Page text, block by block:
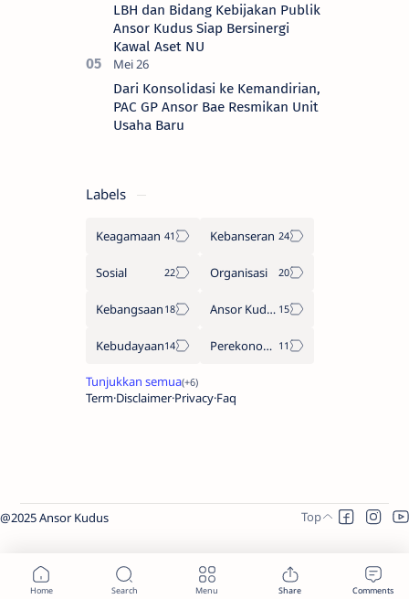
LBH dan Bidang Kebijakan Publik
Ansor Kudus Siap Bersinergi
Kawal Aset NU
Dari Konsolidasi ke Kemandirian,
PAC GP Ansor Bae Resmikan Unit
Usaha Baru
Labels
Keagamaan Kebanseran
Sosial Organisasi
Kebangsaan Ansor Kudus
Kebudayaan Perekonomian
Term Disclaimer Privacy Faq
@2025 Ansor Kudus